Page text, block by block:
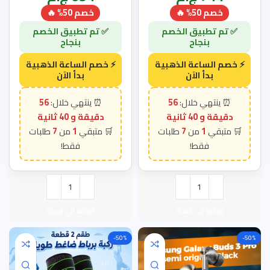
خصم 50% 🔥
56
دقيقة و 39 ثانية
1
7
خصم 50% 🔥
56
دقيقة و 39 ثانية
1
7
-50%
-50%